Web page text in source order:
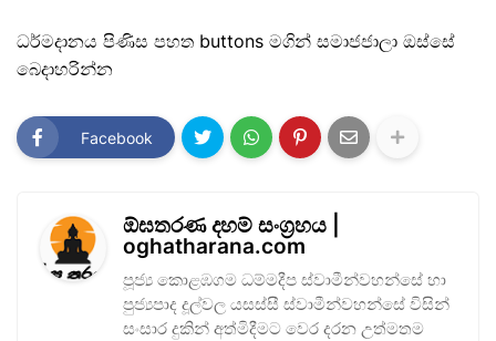
ධර්මදානය පිණිස පහත buttons මගින් සමාජජාලා ඔස්සේ
බෙදාහරින්න
Facebook
ඕඝතරණ දහම් සංග්‍රහය |
oghatharana.com
පූජ්‍ය කොළඹගම ධම්මදීප ස්වාමීන්වහන්සේ හා
පුජ්‍යපාද දූල්වල යසස්සී ස්වාමීන්වහන්සේ විසින්
සංසාර දුකින් අත්මිදීමට වෙර දරන උත්මතම